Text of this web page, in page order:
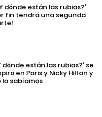
dónde están las rubias?’
fin tendrá una segunda
dónde están las rubias?’ se
en Paris y Nicky Hilton y
lo sabíamos